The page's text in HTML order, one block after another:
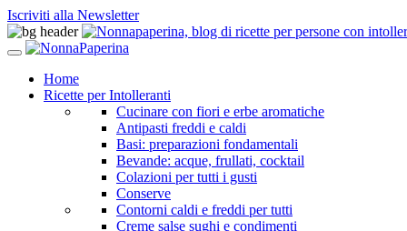
Iscriviti alla Newsletter
Home
Ricette per Intolleranti
Cucinare con fiori e erbe aromatiche
Antipasti freddi e caldi
Basi: preparazioni fondamentali
Bevande: acque, frullati, cocktail
Colazioni per tutti i gusti
Conserve
Contorni caldi e freddi per tutti
Creme salse sughi e condimenti